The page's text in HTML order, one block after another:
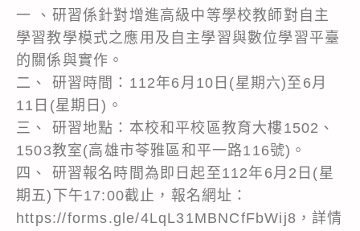
一 、研習係針對增進高級中等學校教師對自主
學習教學模式之應用及自主學習與數位學習平臺
的關係與實作。
二、 研習時間：112年6月10日(星期六)至6月
11日(星期日)。
三、 研習地點：本校和平校區教育大樓1502、
1503教室(高雄市苓雅區和平一路116號)。
四、 研習報名時間為即日起至112年6月2日(星
期五)下午17:00截止，報名網址：
https://forms.gle/4LqL31MBNCfFbWij8，詳情